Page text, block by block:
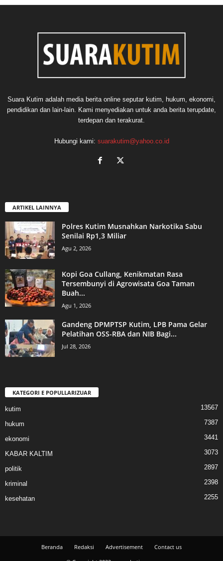
Suara Kutim adalah media berita online seputar kutim, hukum, ekonomi,
pendidikan dan lain-lain. Kami menyediakan untuk anda berita terupdate,
terdepan dan terakurat.
Hubungi kami: suarakutim@yahoo.co.id
ARTIKEL LAINNYA
Polres Kutim Musnahkan Narkotika Sabu
Senilai Rp1,3 Miliar
Agu 2, 2026
Kopi Goa Cullang, Kenikmatan Rasa
Tersembunyi di Agrowisata Goa Taman
Buah...
Agu 1, 2026
Gandeng DPMPTSP Kutim, LPB Pama Gelar
Pelatihan OSS-RBA dan NIB Bagi...
Jul 28, 2026
KATEGORI E POPULLARIZUAR
kutim 13567
hukum 7387
ekonomi 3441
KABAR KALTIM 3073
politik 2897
kriminal 2398
kesehatan 2255
Beranda Redaksi Advertisement
Contact us